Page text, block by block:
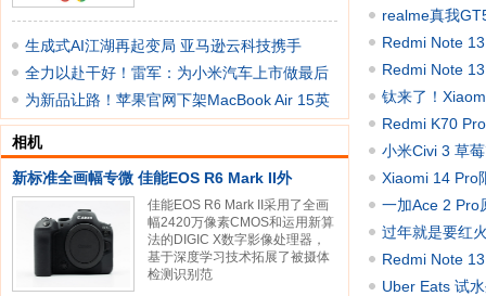
生成式AI江湖再起变局 亚马逊云科技携手
Anthrop
全力以赴干好！雷军：为小米汽车上市做最后
冲刺为新品让路！苹果官网下架MacBook Air 15英
寸：
相机
新标准全画幅专微 佳能EOS R6 Mark II外
佳能EOS R6 Mark II采用了全画
幅2420万像素CMOS和运用新算
法的DIGIC X数字影像处理器，
基于深度学习技术拓展了被摄体
检测识别范
realme真我
Redmi Note
Redmi Note
钛来了！
Redmi K70
小米Civi 3 草
Xiaomi 14 Pro
一加Ace 2 Pro
过年就是要红
Redmi Note
Uber Eats 试